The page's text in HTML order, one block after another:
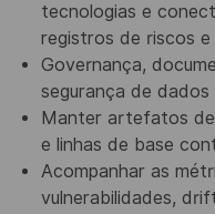
tecnologias e
registros de riscos e
Governança,
segurança de
Manter artefatos
e linhas de base
Acompanhar as
vulnerabilidades,